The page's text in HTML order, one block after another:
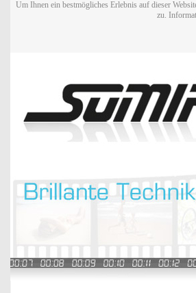
Um Ihnen ein bestmögliches Erlebnis auf dieser
zu.